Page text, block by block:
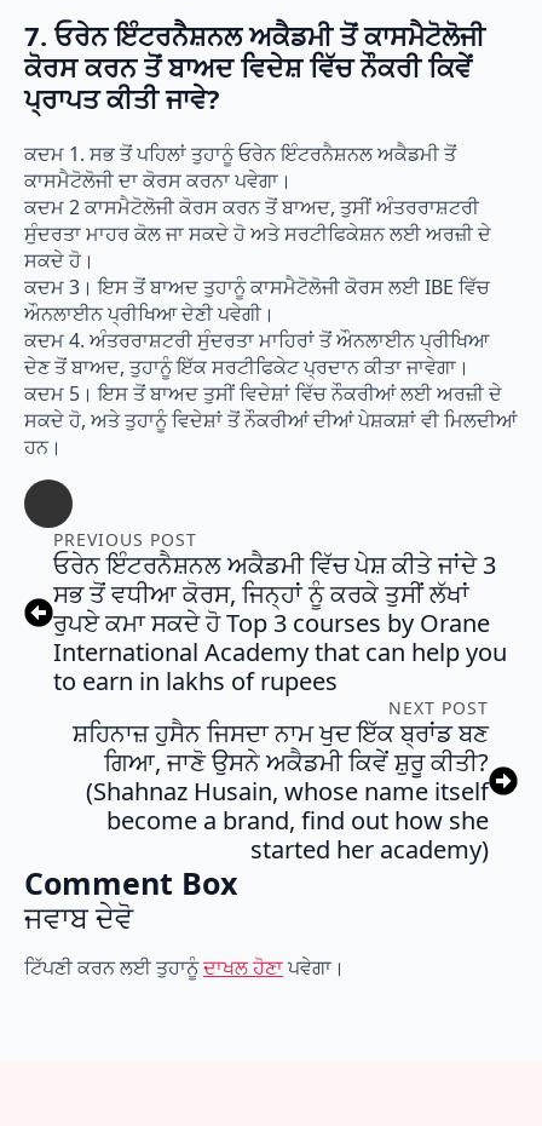
7. ਓਰੇਨ ਇੰਟਰਨੈਸ਼ਨਲ ਅਕੈਡਮੀ ਤੋਂ ਕਾਸਮੈਟੋਲੋਜੀ
ਕੋਰਸ ਕਰਨ ਤੋਂ ਬਾਅਦ ਵਿਦੇਸ਼ ਵਿੱਚ ਨੌਕਰੀ ਕਿਵੇਂ
ਪ੍ਰਾਪਤ ਕੀਤੀ ਜਾਵੇ?
ਕਦਮ 1. ਸਭ ਤੋਂ ਪਹਿਲਾਂ ਤੁਹਾਨੂੰ ਓਰੇਨ ਇੰਟਰਨੈਸ਼ਨਲ ਅਕੈਡਮੀ ਤੋਂ
ਕਾਸਮੈਟੋਲੋਜੀ ਦਾ ਕੋਰਸ ਕਰਨਾ ਪਵੇਗਾ।
ਕਦਮ 2 ਕਾਸਮੈਟੋਲੋਜੀ ਕੋਰਸ ਕਰਨ ਤੋਂ ਬਾਅਦ, ਤੁਸੀਂ ਅੰਤਰਰਾਸ਼ਟਰੀ
ਸੁੰਦਰਤਾ ਮਾਹਰ ਕੋਲ ਜਾ ਸਕਦੇ ਹੋ ਅਤੇ ਸਰਟੀਫਿਕੇਸ਼ਨ ਲਈ ਅਰਜ਼ੀ ਦੇ
ਸਕਦੇ ਹੋ।
ਕਦਮ 3। ਇਸ ਤੋਂ ਬਾਅਦ ਤੁਹਾਨੂੰ ਕਾਸਮੈਟੋਲੋਜੀ ਕੋਰਸ ਲਈ IBE ਵਿੱਚ
ਔਨਲਾਈਨ ਪ੍ਰੀਖਿਆ ਦੇਣੀ ਪਵੇਗੀ।
ਕਦਮ 4. ਅੰਤਰਰਾਸ਼ਟਰੀ ਸੁੰਦਰਤਾ ਮਾਹਿਰਾਂ ਤੋਂ ਔਨਲਾਈਨ ਪ੍ਰੀਖਿਆ
ਦੇਣ ਤੋਂ ਬਾਅਦ, ਤੁਹਾਨੂੰ ਇੱਕ ਸਰਟੀਫਿਕੇਟ ਪ੍ਰਦਾਨ ਕੀਤਾ ਜਾਵੇਗਾ।
ਕਦਮ 5। ਇਸ ਤੋਂ ਬਾਅਦ ਤੁਸੀਂ ਵਿਦੇਸ਼ਾਂ ਵਿੱਚ ਨੌਕਰੀਆਂ ਲਈ ਅਰਜ਼ੀ ਦੇ
ਸਕਦੇ ਹੋ, ਅਤੇ ਤੁਹਾਨੂੰ ਵਿਦੇਸ਼ਾਂ ਤੋਂ ਨੌਕਰੀਆਂ ਦੀਆਂ ਪੇਸ਼ਕਸ਼ਾਂ ਵੀ ਮਿਲਦੀਆਂ
ਹਨ।
PREVIOUS POST
ਓਰੇਨ ਇੰਟਰਨੈਸ਼ਨਲ ਅਕੈਡਮੀ ਵਿੱਚ ਪੇਸ਼ ਕੀਤੇ ਜਾਂਦੇ 3
ਸਭ ਤੋਂ ਵਧੀਆ ਕੋਰਸ, ਜਿਨ੍ਹਾਂ ਨੂੰ ਕਰਕੇ ਤੁਸੀਂ ਲੱਖਾਂ
ਰੁਪਏ ਕਮਾ ਸਕਦੇ ਹੋ Top 3 courses by Orane
International Academy that can help you
to earn in lakhs of rupees
NEXT POST
ਸ਼ਹਿਨਾਜ਼ ਹੁਸੈਨ ਜਿਸਦਾ ਨਾਮ ਖੁਦ ਇੱਕ ਬ੍ਰਾਂਡ ਬਣ
ਗਿਆ, ਜਾਣੋ ਉਸਨੇ ਅਕੈਡਮੀ ਕਿਵੇਂ ਸ਼ੁਰੂ ਕੀਤੀ?
(Shahnaz Husain, whose name itself
become a brand, find out how she
started her academy)
Comment Box
ਜਵਾਬ ਦੇਵੋ
ਟਿੱਪਣੀ ਕਰਨ ਲਈ ਤੁਹਾਨੂੰਦਾਖਲ ਹੋਣਾਪਵੇਗਾ।